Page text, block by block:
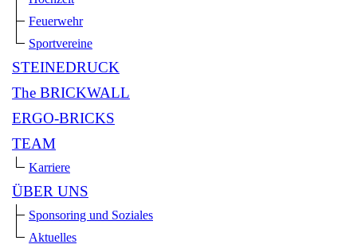
Feuerwehr
Sportvereine
STEINEDRUCK
The BRICKWALL
ERGO-BRICKS
TEAM
Karriere
ÜBER UNS
Sponsoring und Soziales
Aktuelles